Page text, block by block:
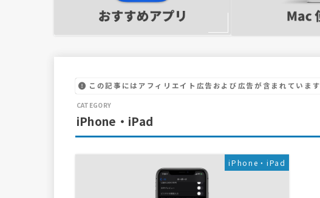
この記事にはアフィリエイト広告および広告が含まれています
iPhone・iPad
iPhone・iPad